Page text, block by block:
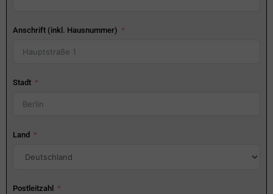
Anschrift (inkl. Hausnummer)
Stadt
Land
Postleitzahl